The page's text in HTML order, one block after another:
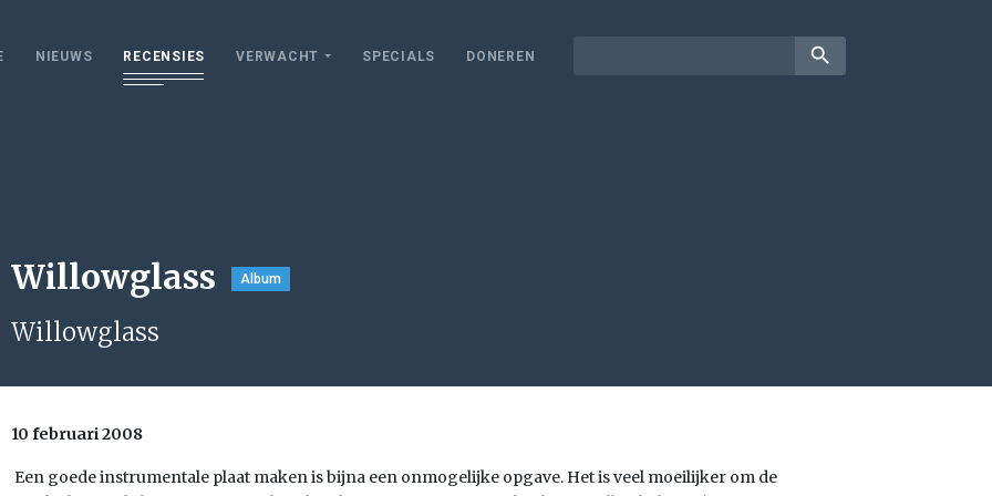
NIEUWS RECENSIES VERWACHT SPECIALS DONEREN search
Willowglass Album
Willowglass
10 februari 2008
Een goede instrumentale plaat maken is bijna een onmogelijke opgave. Het is veel moeilijker om de